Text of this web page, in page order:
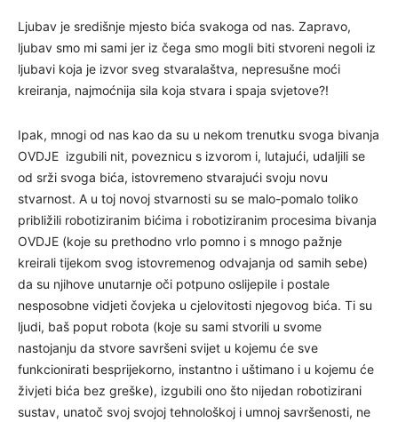
Ljubav je središnje mjesto bića svakoga od nas. Zapravo,
ljubav smo mi sami jer iz čega smo mogli biti stvoreni negoli iz
ljubavi koja je izvor sveg stvaralaštva, nepresušne moći
kreiranja, najmoćnija sila koja stvara i spaja svjetove?!
Ipak, mnogi od nas kao da su u nekom trenutku svoga bivanja
OVDJE izgubili nit, poveznicu s izvorom i, lutajući, udaljili se
od srži svoga bića, istovremeno stvarajući svoju novu
stvarnost. A u toj novoj stvarnosti su se malo-pomalo toliko
približili robotiziranim bićima i robotiziranim procesima bivanja
OVDJE (koje su prethodno vrlo pomno i s mnogo pažnje
kreirali tijekom svog istovremenog odvajanja od samih sebe)
da su njihove unutarnje oči potpuno oslijepile i postale
nesposobne vidjeti čovjeka u cjelovitosti njegovog bića. Ti su
ljudi, baš poput robota (koje su sami stvorili u svome
nastojanju da stvore savršeni svijet u kojemu će sve
funkcionirati besprijekorno, instantno i uštimano i u kojemu će
živjeti bića bez greške), izgubili ono što nijedan robotizirani
sustav, unatoč svoj svojoj tehnološkoj i umnoj savršenosti, ne